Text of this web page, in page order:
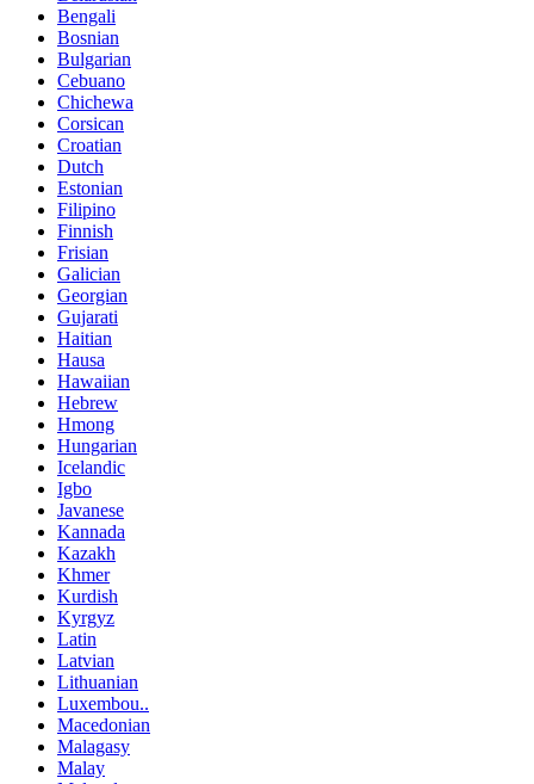
Bengali
Bosnian
Bulgarian
Cebuano
Chichewa
Corsican
Croatian
Dutch
Estonian
Filipino
Finnish
Frisian
Galician
Georgian
Gujarati
Haitian
Hausa
Hawaiian
Hebrew
Hmong
Hungarian
Icelandic
Igbo
Javanese
Kannada
Kazakh
Khmer
Kurdish
Kyrgyz
Latin
Latvian
Lithuanian
Luxembou..
Macedonian
Malagasy
Malay